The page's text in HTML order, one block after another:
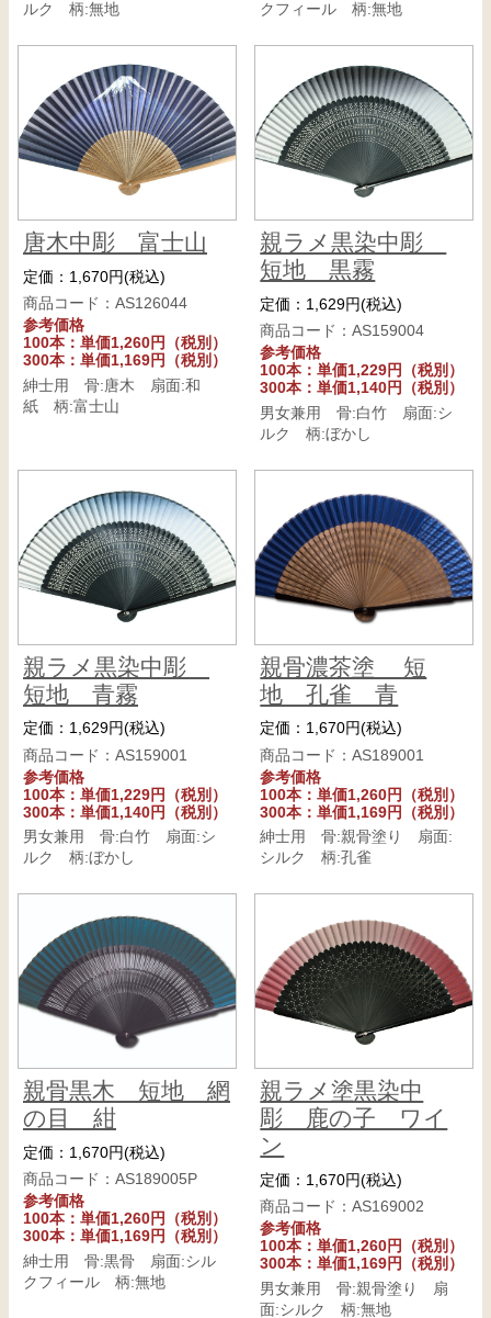
ルク 柄:無地
クフィール 柄:無地
唐木中彫 富士山
定価：1,670円(税込)
商品コード：AS126044
参考価格
100本：単価1,260円（税別）
300本：単価1,169円（税別）
紳士用 骨:唐木 扇面:和
紙 柄:富士山
親ラメ黒染中彫
短地 黒霧
定価：1,629円(税込)
商品コード：AS159004
参考価格
100本：単価1,229円（税別）
300本：単価1,140円（税別）
男女兼用 骨:白竹 扇面:シ
ルク 柄:ぼかし
親ラメ黒染中彫
短地 青霧
定価：1,629円(税込)
商品コード：AS159001
参考価格
100本：単価1,229円（税別）
300本：単価1,140円（税別）
男女兼用 骨:白竹 扇面:シ
ルク 柄:ぼかし
親骨濃茶塗 短
地 孔雀 青
定価：1,670円(税込)
商品コード：AS189001
参考価格
100本：単価1,260円（税別）
300本：単価1,169円（税別）
紳士用 骨:親骨塗り 扇面:
シルク 柄:孔雀
親骨黒木 短地 網
の目 紺
定価：1,670円(税込)
商品コード：AS189005P
参考価格
100本：単価1,260円（税別）
300本：単価1,169円（税別）
紳士用 骨:黒骨 扇面:シル
クフィール 柄:無地
親ラメ塗黒染中
彫 鹿の子 ワイ
ン
定価：1,670円(税込)
商品コード：AS169002
参考価格
100本：単価1,260円（税別）
300本：単価1,169円（税別）
男女兼用 骨:親骨塗り 扇
面:シルク 柄:無地